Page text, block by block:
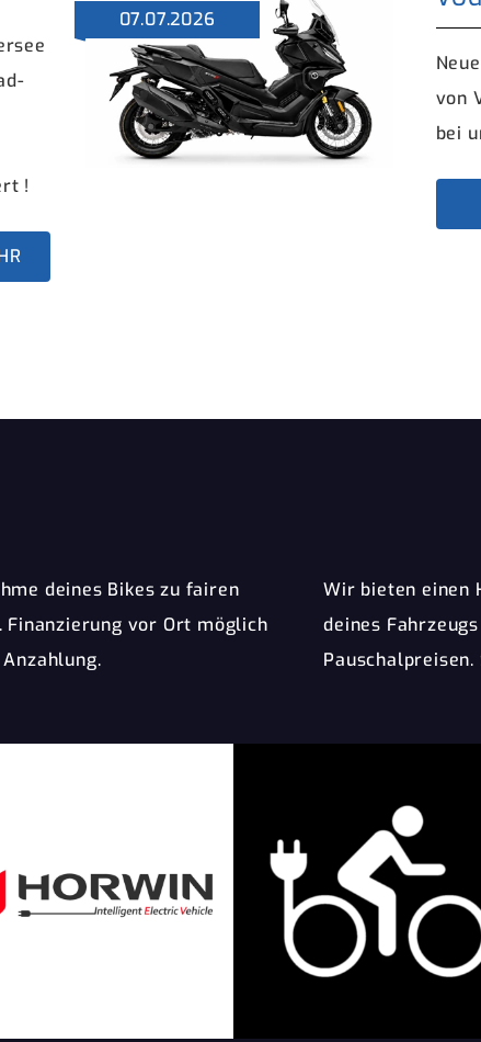
!
07.07.2026
von
bei
deines Bikes zu fairen
Finanzierung vor Ort möglich
Wir bieten einen
deines